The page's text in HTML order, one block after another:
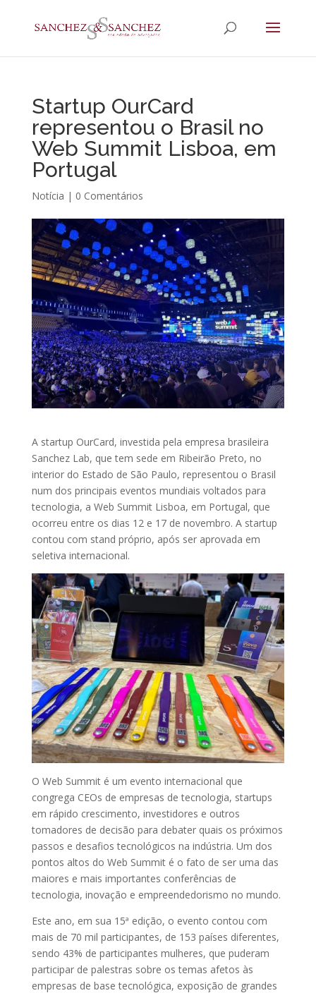
Startup OurCard
representou o Brasil no
Web Summit Lisboa, em
Portugal
Notícia | 0 Comentários
A startup OurCard, investida pela empresa brasileira
Sanchez Lab, que tem sede em Ribeirão Preto, no
interior do Estado de São Paulo, representou o Brasil
num dos principais eventos mundiais voltados para
tecnologia, a Web Summit Lisboa, em Portugal, que
ocorreu entre os dias 12 e 17 de novembro. A startup
contou com stand próprio, após ser aprovada em
seletiva internacional.
O Web Summit é um evento internacional que
congrega CEOs de empresas de tecnologia, startups
em rápido crescimento, investidores e outros
tomadores de decisão para debater quais os próximos
passos e desafios tecnológicos na indústria. Um dos
pontos altos do Web Summit é o fato de ser uma das
maiores e mais importantes conferências de
tecnologia, inovação e empreendedorismo no mundo.
Este ano, em sua 15ª edição, o evento contou com
mais de 70 mil participantes, de 153 países diferentes,
sendo 43% de participantes mulheres, que puderam
participar de palestras sobre os temas afetos às
empresas de base tecnológica, exposição de grandes